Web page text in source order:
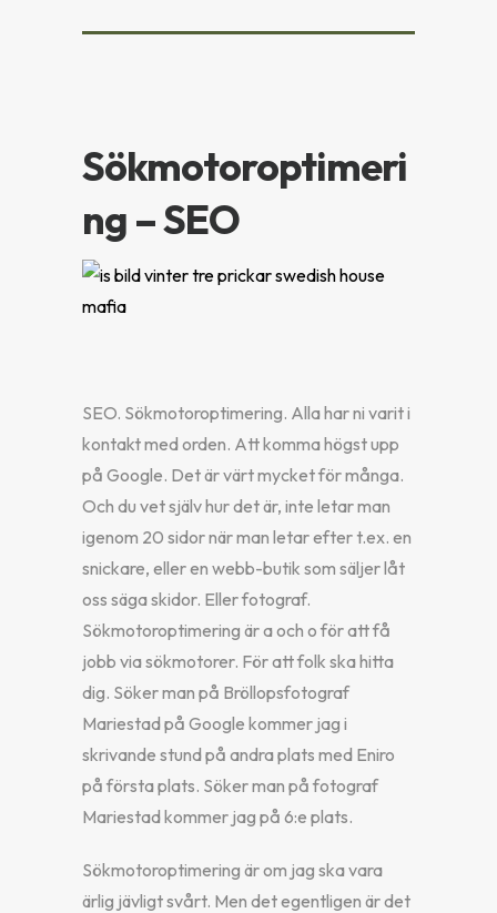
Sökmotoroptimeri
ng – SEO
SEO. Sökmotoroptimering. Alla har ni varit i
kontakt med orden. Att komma högst upp
på Google. Det är värt mycket för många.
Och du vet själv hur det är, inte letar man
igenom 20 sidor när man letar efter t.ex. en
snickare, eller en webb-butik som säljer låt
oss säga skidor. Eller fotograf.
Sökmotoroptimering är a och o för att få
jobb via sökmotorer. För att folk ska hitta
dig. Söker man på Bröllopsfotograf
Mariestad på Google kommer jag i
skrivande stund på andra plats med Eniro
på första plats. Söker man på fotograf
Mariestad kommer jag på 6:e plats.
Sökmotoroptimering är om jag ska vara
ärlig jävligt svårt. Men det egentligen är det